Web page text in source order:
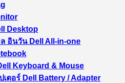
Desktop
อินวัน Dell All-in-one
Keyboard & Mouse
เตอร์ Dell Battery / Adapter